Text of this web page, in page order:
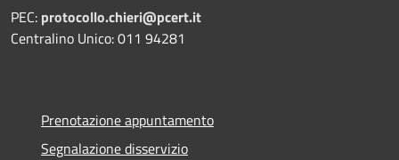
PEC: protocollo.chieri@pcert.it
Centralino Unico: 011 94281
Prenotazione appuntamento
Segnalazione disservizio